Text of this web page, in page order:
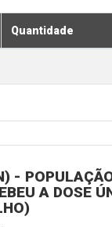
Quantidade
-
A DOSE